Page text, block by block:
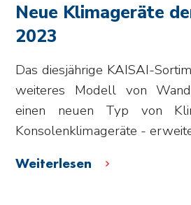
Neue Klimageräte
2023
Das diesjährige KAISAI-
weiteres Modell von
einen neuen Typ von
Konsolenklimageräte -
Weiterlesen